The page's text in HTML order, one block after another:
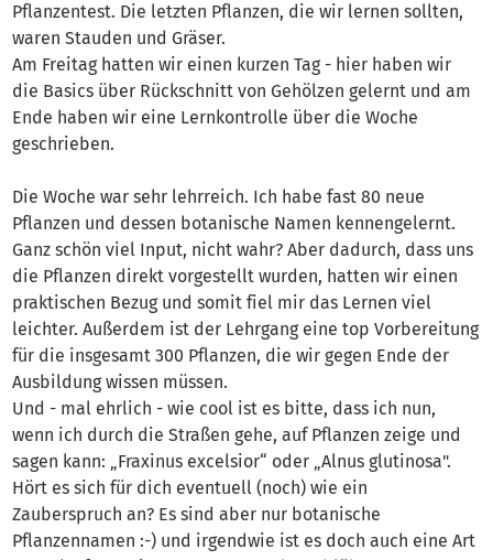
Pflanzentest. Die letzten Pflanzen, die wir lernen sollten,
waren Stauden und Gräser.
Am Freitag hatten wir einen kurzen Tag - hier haben wir
die Basics über Rückschnitt von Gehölzen gelernt und am
Ende haben wir eine Lernkontrolle über die Woche
geschrieben.
Die Woche war sehr lehrreich. Ich habe fast 80 neue
Pflanzen und dessen botanische Namen kennengelernt.
Ganz schön viel Input, nicht wahr? Aber dadurch, dass uns
die Pflanzen direkt vorgestellt wurden, hatten wir einen
praktischen Bezug und somit fiel mir das Lernen viel
leichter. Außerdem ist der Lehrgang eine top Vorbereitung
für die insgesamt 300 Pflanzen, die wir gegen Ende der
Ausbildung wissen müssen.
Und - mal ehrlich - wie cool ist es bitte, dass ich nun,
wenn ich durch die Straßen gehe, auf Pflanzen zeige und
sagen kann: „Fraxinus excelsior“ oder „Alnus glutinosa".
Hört es sich für dich eventuell (noch) wie ein
Zauberspruch an? Es sind aber nur botanische
Pflanzennamen :-) und irgendwie ist es doch auch eine Art